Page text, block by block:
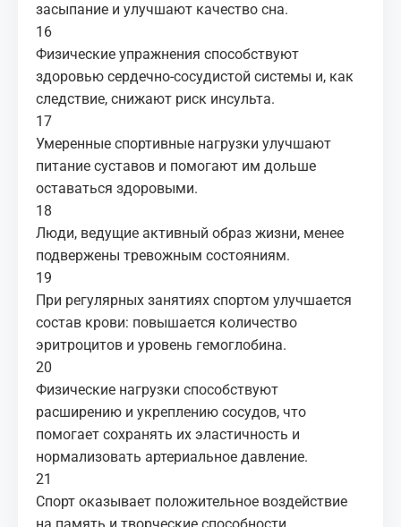
засыпание и улучшают качество сна.
16
Физические упражнения способствуют
здоровью сердечно-сосудистой системы и, как
следствие, снижают риск инсульта.
17
Умеренные спортивные нагрузки улучшают
питание суставов и помогают им дольше
оставаться здоровыми.
18
Люди, ведущие активный образ жизни, менее
подвержены тревожным состояниям.
19
При регулярных занятиях спортом улучшается
состав крови: повышается количество
эритроцитов и уровень гемоглобина.
20
Физические нагрузки способствуют
расширению и укреплению сосудов, что
помогает сохранять их эластичность и
нормализовать артериальное давление.
21
Спорт оказывает положительное воздействие